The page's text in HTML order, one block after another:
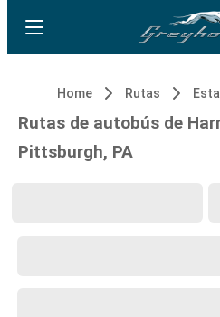
Home Rutas
Rutas de autobús de
Pittsburgh, PA